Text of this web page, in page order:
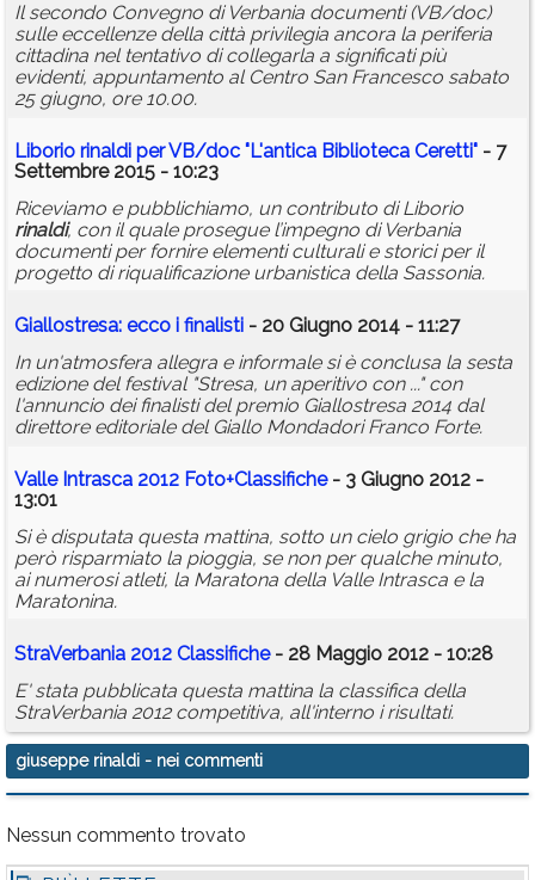
Il secondo Convegno di Verbania documenti (VB/doc)
sulle eccellenze della città privilegia ancora la periferia
cittadina nel tentativo di collegarla a significati più
evidenti, appuntamento al Centro San Francesco sabato
25 giugno, ore 10.00.
Liborio rinaldi per VB/doc "L'antica Biblioteca Ceretti" - 7
Settembre 2015 - 10:23
Riceviamo e pubblichiamo, un contributo di Liborio
rinaldi, con il quale prosegue l’impegno di Verbania
documenti per fornire elementi culturali e storici per il
progetto di riqualificazione urbanistica della Sassonia.
Giallostresa: ecco i finalisti - 20 Giugno 2014 - 11:27
In un'atmosfera allegra e informale si è conclusa la sesta
edizione del festival "Stresa, un aperitivo con ..." con
l'annuncio dei finalisti del premio Giallostresa 2014 dal
direttore editoriale del Giallo Mondadori Franco Forte.
Valle Intrasca 2012 Foto+Classifiche- 3 Giugno 2012 -
13:01
Si è disputata questa mattina, sotto un cielo grigio che ha
però risparmiato la pioggia, se non per qualche minuto,
ai numerosi atleti, la Maratona della Valle Intrasca e la
Maratonina.
StraVerbania 2012 Classifiche- 28 Maggio 2012 - 10:28
E' stata pubblicata questa mattina la classifica della
StraVerbania 2012 competitiva, all'interno i risultati.
giuseppe rinaldi - nei commenti
Nessun commento trovato